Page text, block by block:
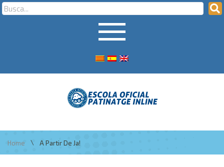
Home \ A Partir De Ja!